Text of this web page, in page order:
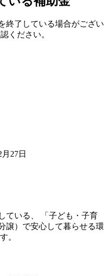
終了している場合がござい
ください。
27日
ている、 「子ども・子育
譲）で安心して暮らせる環
。